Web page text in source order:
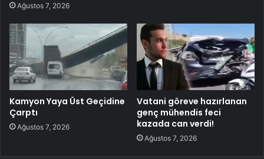
Ağustos 7, 2026
Kamyon Yaya Üst Geçidine
Çarptı
Ağustos 7, 2026
Vatani göreve hazırlanan
genç mühendis feci
kazada can verdi!
Ağustos 7, 2026